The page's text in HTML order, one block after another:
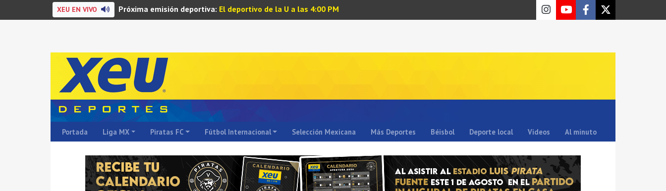
XEU EN VIVO Próxima emisión deportiva: El deportivo de la U a las 4:00 PM
Portada Liga MX Piratas FC Fútbol Internacional Selección Mexicana Más Deportes Béisbol Deporte local Videos Al minuto